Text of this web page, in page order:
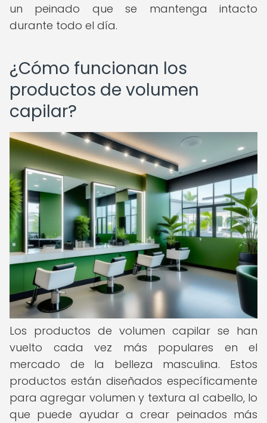
un peinado que se mantenga intacto
durante todo el día.
¿Cómo funcionan los
productos de volumen
capilar?
Los productos de volumen capilar se han
vuelto cada vez más populares en el
mercado de la belleza masculina. Estos
productos están diseñados específicamente
para agregar volumen y textura al cabello, lo
que puede ayudar a crear peinados más